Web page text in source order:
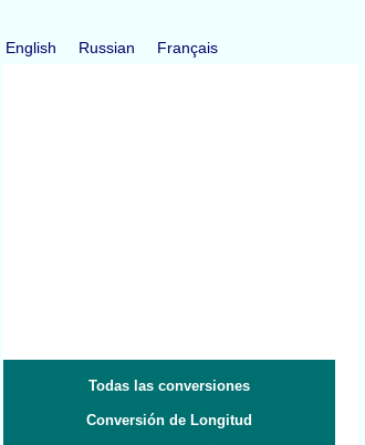
English Russian Français
Todas las conversiones
Conversión de Longitud